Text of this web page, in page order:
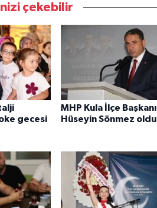
çekebilir
gecesi
MHP Kula İlçe Başkanı
Hüseyin Sönmez oldu